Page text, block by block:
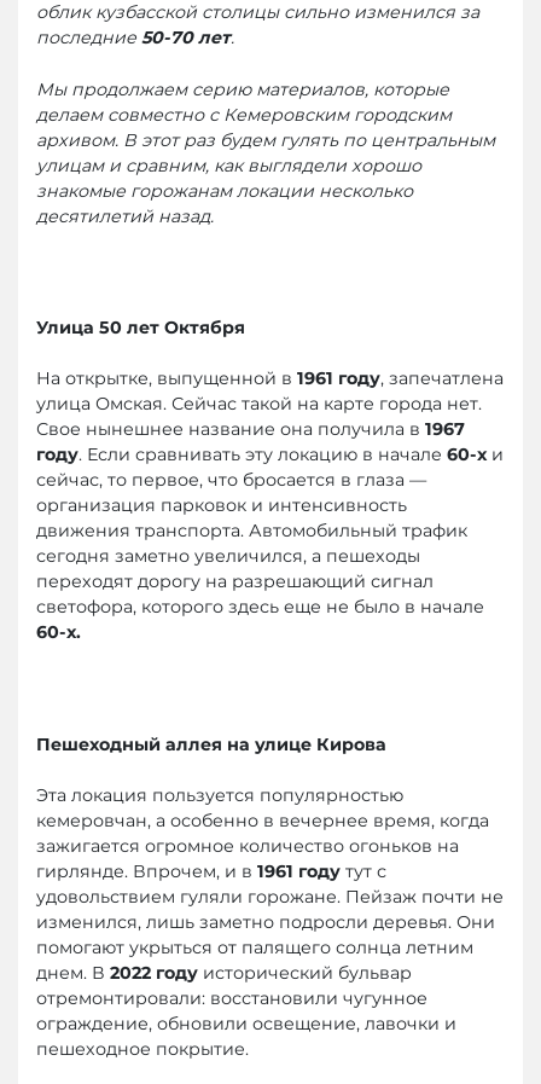
облик кузбасской столицы сильно изменился за
последние 50-70 лет.
Мы продолжаем серию материалов, которые
делаем совместно с Кемеровским городским
архивом. В этот раз будем гулять по центральным
улицам и сравним, как выглядели хорошо
знакомые горожанам локации несколько
десятилетий назад.
Улица 50 лет Октября
На открытке, выпущенной в 1961 году, запечатлена
улица Омская. Сейчас такой на карте города нет.
Свое нынешнее название она получила в 1967
году. Если сравнивать эту локацию в начале 60-хи
сейчас, то первое, что бросается в глаза —
организация парковок и интенсивность
движения транспорта. Автомобильный трафик
сегодня заметно увеличился, а пешеходы
переходят дорогу на разрешающий сигнал
светофора, которого здесь еще не было в начале
60-х.
Пешеходный аллея на улице Кирова
Эта локация пользуется популярностью
кемеровчан, а особенно в вечернее время, когда
зажигается огромное количество огоньков на
гирлянде. Впрочем, и в 1961 году тут с
удовольствием гуляли горожане. Пейзаж почти не
изменился, лишь заметно подросли деревья. Они
помогают укрыться от палящего солнца летним
днем. В 2022 году исторический бульвар
отремонтировали: восстановили чугунное
ограждение, обновили освещение, лавочки и
пешеходное покрытие.